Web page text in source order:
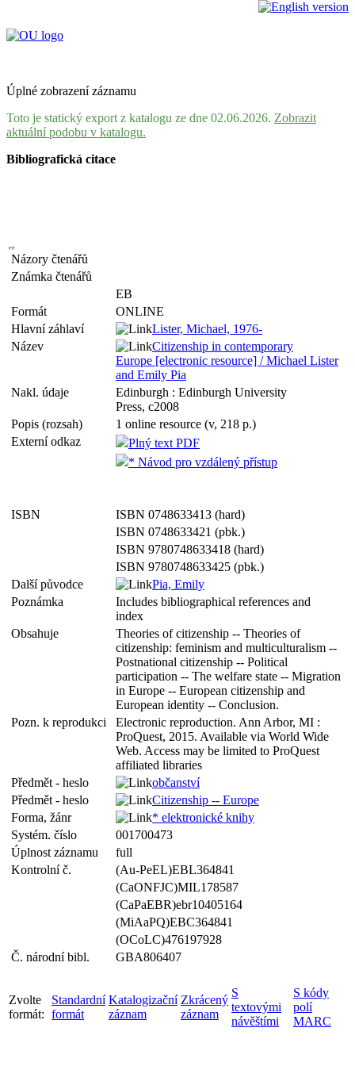
Úplné zobrazení záznamu
Toto je statický export z katalogu ze dne 02.06.2026. Zobrazit
aktuální podobu v katalogu.
Bibliografická citace
Názory čtenářů
Známka čtenářů
EB
Formát
ONLINE
Hlavní záhlaví
Lister, Michael, 1976-
Název
Citizenship in contemporary
Europe [electronic resource] / Michael Lister
and Emily Pia
Nakl. údaje
Edinburgh : Edinburgh University
Press, c2008
Popis (rozsah)
1 online resource (v, 218 p.)
Externí odkaz
Plný text PDF
* Návod pro vzdálený přístup
ISBN
ISBN 0748633413 (hard)
ISBN 0748633421 (pbk.)
ISBN 9780748633418 (hard)
ISBN 9780748633425 (pbk.)
Další původce
Pia, Emily
Poznámka
Includes bibliographical references and
index
Obsahuje
Theories of citizenship -- Theories of
citizenship: feminism and multiculturalism --
Postnational citizenship -- Political
participation -- The welfare state -- Migration
in Europe -- European citizenship and
European identity -- Conclusion.
Pozn. k reprodukci
Electronic reproduction. Ann Arbor, MI :
ProQuest, 2015. Available via World Wide
Web. Access may be limited to ProQuest
affiliated libraries
Předmět - heslo
občanství
Předmět - heslo
Citizenship -- Europe
Forma, žánr
* elektronické knihy
Systém. číslo
001700473
Úplnost záznamu
full
Kontrolní č.
(Au-PeEL)EBL364841
(CaONFJC)MIL178587
(CaPaEBR)ebr10405164
(MiAaPQ)EBC364841
(OCoLC)476197928
Č. národní bibl.
GBA806407
Zvolte
formát:
Standardní
formát
Katalogizační
záznam
Zkrácený
záznam
S
textovými
návěštími
S kódy
polí
MARC